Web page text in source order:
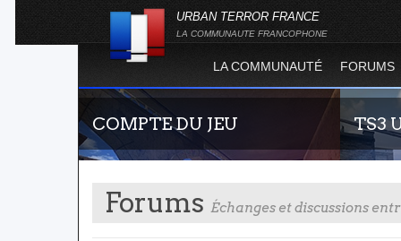
URBAN TERROR FRANCE
LA COMMUNAUTE FRANCOPHONE
LA COMMUNAUTÉ FORUMS
COMPTE DU JEU TS3
Forums Échanges et discussions